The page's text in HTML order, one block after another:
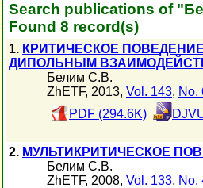
Search publications of
Found 8 record(s)
1. КРИТИЧЕСКОЕ
ДИПОЛЬНЫМ
Белим С.В.
ZhETF, 2013, Vol. 143, No.
PDF (294.6K)
2. МУЛЬТИКРИТИЧЕСКОЕ
Белим С.В.
ZhETF, 2008, Vol. 133, No.